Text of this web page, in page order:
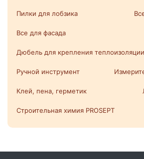
Пилки для лобзика
Все для фасада
Дюбель для крепления теплоизоляции
Ручной инструмент
Клей, пена, герметик
Строительная химия PROSEPT